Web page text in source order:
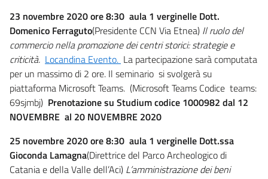
23 novembre 2020 ore 8:30 aula 1 verginelle Dott.
Domenico Ferraguto(Presidente CCN Via Etnea) Il ruolo del
commercio nella promozione dei centri storici: strategie e
criticità. Locandina Evento. La partecipazione sarà computata
per un massimo di 2 ore. Il seminario si svolgerà su
piattaforma Microsoft Teams. (Microsoft Teams Codice teams:
69sjmbj) Prenotazione su Studium codice 1000982 dal 12
NOVEMBRE al 20 NOVEMBRE 2020
25 novembre 2020 ore 8:30 aula 1 verginelle Dott.ssa
Gioconda Lamagna(Direttrice del Parco Archeologico di
Catania e della Valle dell’Aci) L’amministrazione dei beni